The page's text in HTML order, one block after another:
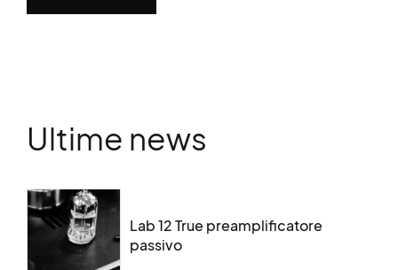
Ultime news
Lab 12 True preamplificatore
passivo